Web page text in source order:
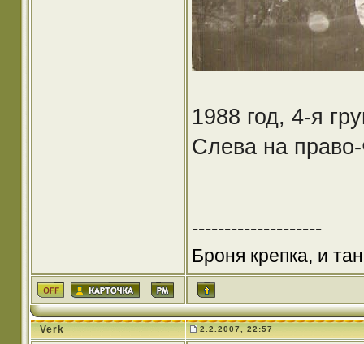
1988 год, 4-я
Слева на
--------------------
Броня крепка, и
Verk 2.2.2007, 22:57